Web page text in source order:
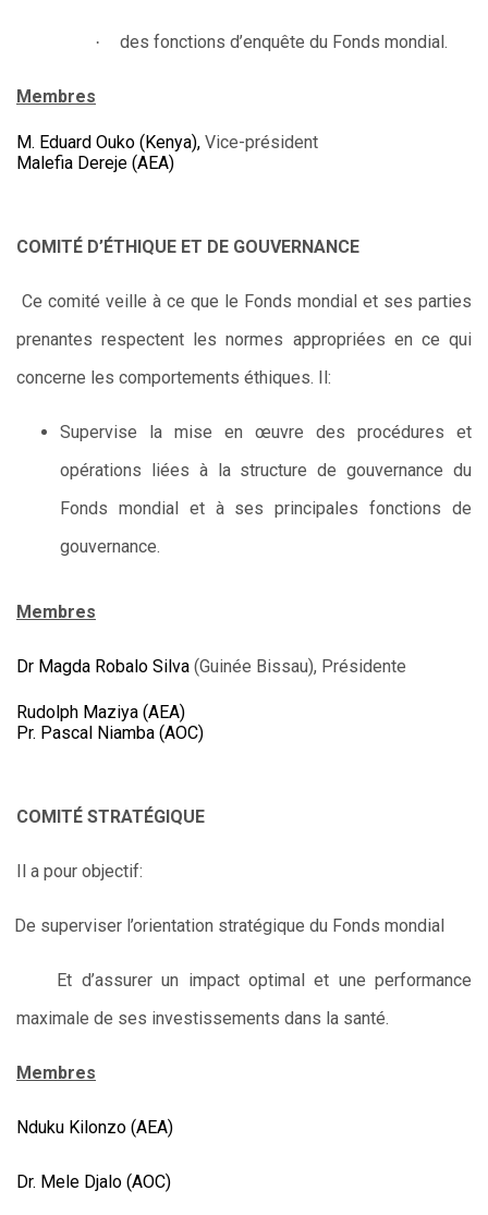
· des fonctions d’enquête du Fonds mondial.
Membres
M. Eduard Ouko (Kenya), Vice-président
Malefia Dereje (AEA)
COMITÉ D’ÉTHIQUE ET DE GOUVERNANCE
Ce comité veille à ce que le Fonds mondial et ses parties
prenantes respectent les normes appropriées en ce qui
concerne les comportements éthiques.
Il:
Supervise la mise en œuvre des procédures et
opérations liées à la structure de gouvernance du
Fonds mondial et à ses principales fonctions de
gouvernance.
Membres
Dr Magda Robalo Silva (Guinée Bissau), Présidente
Rudolph Maziya (AEA)
Pr. Pascal Niamba (AOC)
COMITÉ STRATÉGIQUE
Il a pour objectif:
De superviser l’orientation stratégique du Fonds mondial
Et d’assurer un impact optimal et une performance
maximale de ses investissements dans la santé.
Membres
Nduku Kilonzo (AEA)
Dr. Mele Djalo (AOC)